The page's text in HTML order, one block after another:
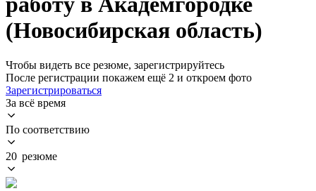
(Новосибирская область)
Чтобы видеть все резюме, зарегистрируйтесь
После регистрации покажем ещё 2 и откроем фото
Зарегистрироваться
За всё время
По соответствию
20 резюме